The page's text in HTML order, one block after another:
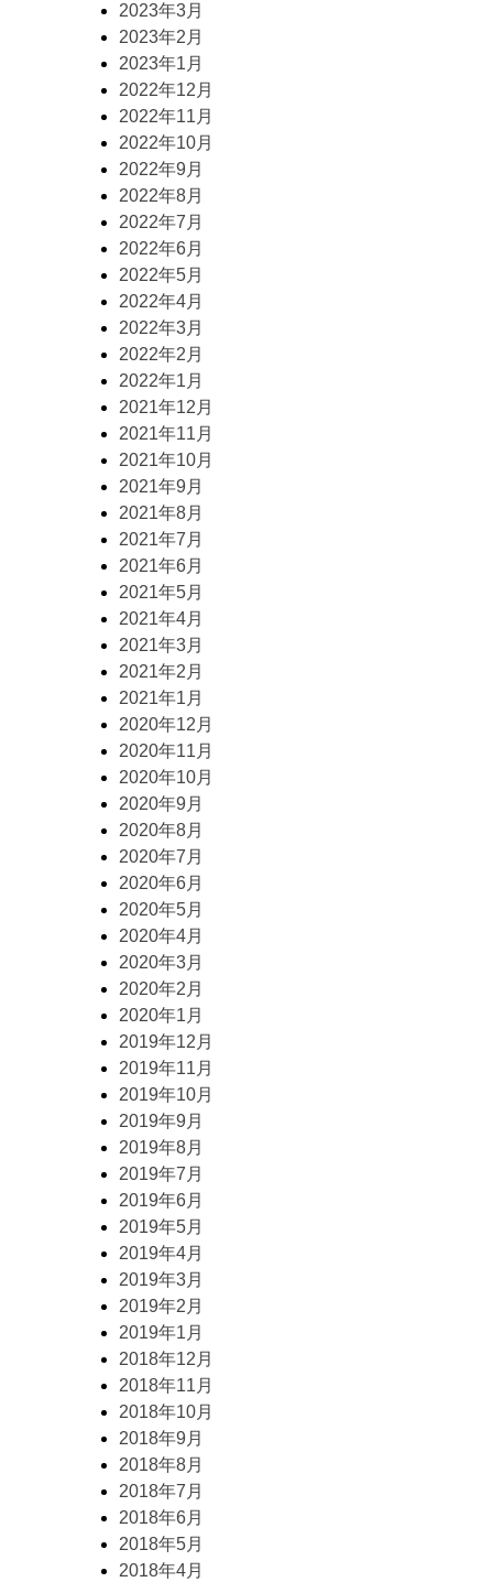
2023年3月
2023年2月
2023年1月
2022年12月
2022年11月
2022年10月
2022年9月
2022年8月
2022年7月
2022年6月
2022年5月
2022年4月
2022年3月
2022年2月
2022年1月
2021年12月
2021年11月
2021年10月
2021年9月
2021年8月
2021年7月
2021年6月
2021年5月
2021年4月
2021年3月
2021年2月
2021年1月
2020年12月
2020年11月
2020年10月
2020年9月
2020年8月
2020年7月
2020年6月
2020年5月
2020年4月
2020年3月
2020年2月
2020年1月
2019年12月
2019年11月
2019年10月
2019年9月
2019年8月
2019年7月
2019年6月
2019年5月
2019年4月
2019年3月
2019年2月
2019年1月
2018年12月
2018年11月
2018年10月
2018年9月
2018年8月
2018年7月
2018年6月
2018年5月
2018年4月